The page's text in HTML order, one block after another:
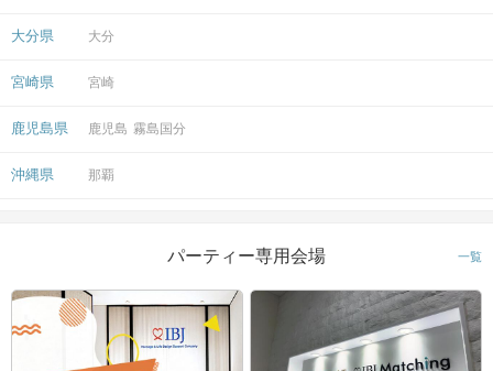
大分県 大分
宮崎県 宮崎
鹿児島県 鹿児島 霧島国分
沖縄県 那覇
パーティー専用会場 一覧